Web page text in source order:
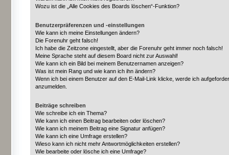
Wozu ist die „Alle Cookies des Boards löschen“-Funktion?
Benutzerpräferenzen und -einstellungen
Wie kann ich meine Einstellungen ändern?
Die Forenuhr geht falsch!
Ich habe die Zeitzone eingestellt, aber die Forenuhr geht immer noch falsch!
Meine Sprache steht auf diesem Board nicht zur Auswahl!
Wie kann ich ein Bild bei meinem Benutzernamen anzeigen?
Was ist mein Rang und wie kann ich ihn ändern?
Wenn ich bei einem Benutzer auf den E-Mail-Link klicke, werde ich
anzumelden.
Beiträge schreiben
Wie schreibe ich ein Thema?
Wie kann ich einen Beitrag bearbeiten oder löschen?
Wie kann ich meinem Beitrag eine Signatur anfügen?
Wie kann ich eine Umfrage erstellen?
Wieso kann ich nicht mehr Antwortmöglichkeiten erstellen?
Wie bearbeite oder lösche ich eine Umfrage?